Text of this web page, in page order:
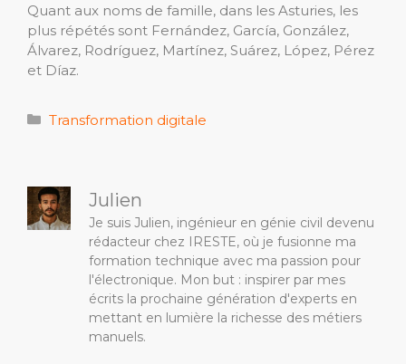
Quant aux noms de famille, dans les Asturies, les
plus répétés sont Fernández, García, González,
Álvarez, Rodríguez, Martínez, Suárez, López, Pérez
et Díaz.
Catégories
Transformation digitale
Julien
Je suis Julien, ingénieur en génie civil devenu
rédacteur chez IRESTE, où je fusionne ma
formation technique avec ma passion pour
l'électronique. Mon but : inspirer par mes
écrits la prochaine génération d'experts en
mettant en lumière la richesse des métiers
manuels.